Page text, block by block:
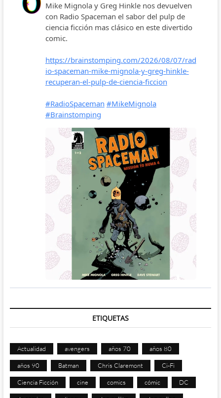
ETIQUETAS
Actualidad avengers años 70 años 80
años 90 Batman Chris Claremont Ci-Fi
Ciencia Ficción cine comics cómic DC